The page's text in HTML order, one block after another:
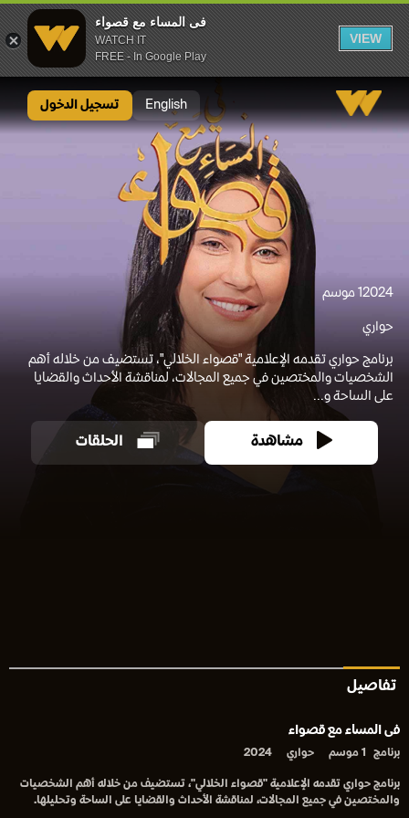
فى المساء مع قصواء
WATCH IT
FREE - In Google Play
VIEW
English تسجيل الدخول
20241 موسم
حواري
برنامج حواري تقدمه الإعلامية "قصواء الخلالي"، تستضيف من خلاله أهم
الشخصيات والمختصين في جميع المجالات، لمناقشة الأحداث والقضايا
على الساحة و...
مشاهدة الحلقات
تفاصيل
فى المساء مع قصواء
برنامج 1 موسم حواري 2024
برنامج حواري تقدمه الإعلامية "قصواء الخلالي"، تستضيف من خلاله أهم الشخصيات
والمختصين في جميع المجالات، لمناقشة الأحداث والقضايا على الساحة وتحليلها.